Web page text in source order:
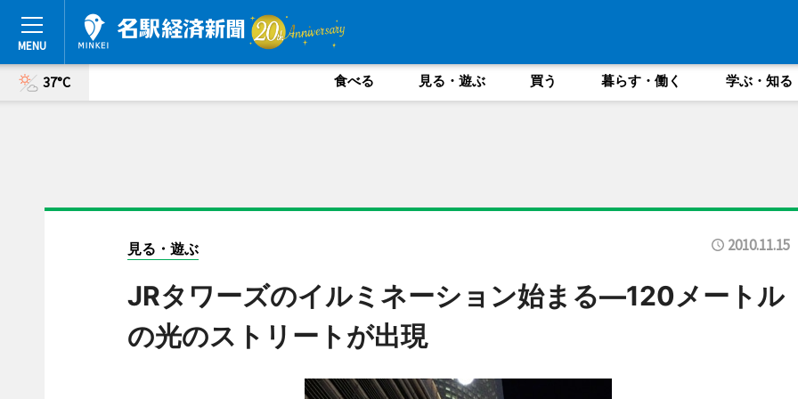
37°C 食べる 見る・遊ぶ 買う 暮らす・働く 学ぶ・知る
見る・遊ぶ 2010.11.15
JRタワーズのイルミネーション始まる―120メートル
の光のストリートが出現